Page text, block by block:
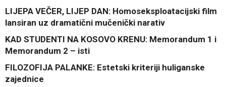
LIJEPA VEČER, LIJEP DAN: Homoseksploatacijski film
lansiran uz dramatični mučenički narativ
KAD STUDENTI NA KOSOVO KRENU: Memorandum 1 i
Memorandum 2 – isti
FILOZOFIJA PALANKE: Estetski kriteriji huliganske
zajednice